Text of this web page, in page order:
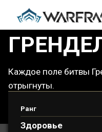
Каждое поле битвы
отрыгнуты.
Ранг
Здоровье